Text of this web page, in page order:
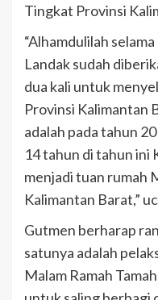
Tingkat Provinsi
“Alhamdulilah
Landak sudah
dua kali untuk
Provinsi Kalimantan
adalah pada tahun
14 tahun di tahun ini
menjadi tuan rumah
Kalimantan Barat,”
Gutmen berharap
satunya adalah
Malam Ramah